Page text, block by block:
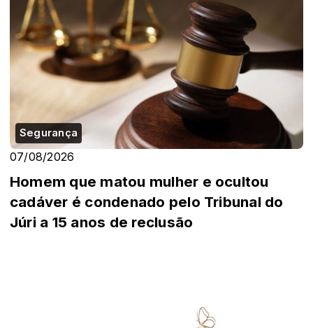
Segurança
07/08/2026
Homem que matou mulher e ocultou
cadáver é condenado pelo Tribunal do
Júri a 15 anos de reclusão